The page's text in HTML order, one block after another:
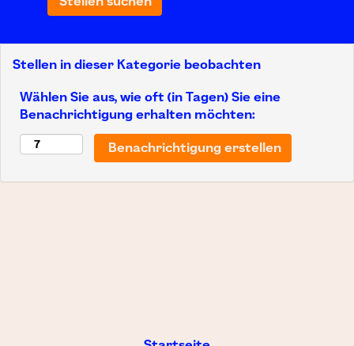
Stellen in dieser Kategorie beobachten
Wählen Sie aus, wie oft (in Tagen) Sie eine
Benachrichtigung erhalten möchten: